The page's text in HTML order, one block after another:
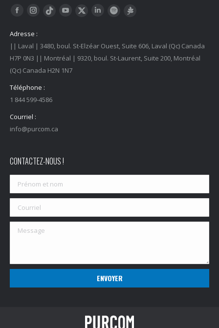
Trouvez nous sur :
FacebookInstagram
Tiktok YouTubeTwitter LinkedInSpotify
Adresse :
|| Laval | 3480, boul. St-Elzéar Ouest, Suite 606, Laval (Qc) Canada
H7P 0N3 || Montréal | 9320, boul. St-Laurent, Suite 200, Montréal
(Qc) Canada H2N 1N7
Téléphone :
1 844 599-4586
Courriel :
info@purcom.ca
CONTACTEZ-NOUS !